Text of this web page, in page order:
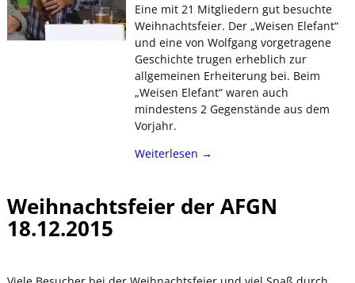
Eine mit 21 Mitgliedern gut besuchte
Weihnachtsfeier. Der „Weisen Elefant“
und eine von Wolfgang vorgetragene
Geschichte trugen erheblich zur
allgemeinen Erheiterung bei. Beim
„Weisen Elefant“ waren auch
mindestens 2 Gegenstände aus dem
Vorjahr.
Weiterlesen →
Weihnachtsfeier der AFGN
18.12.2015